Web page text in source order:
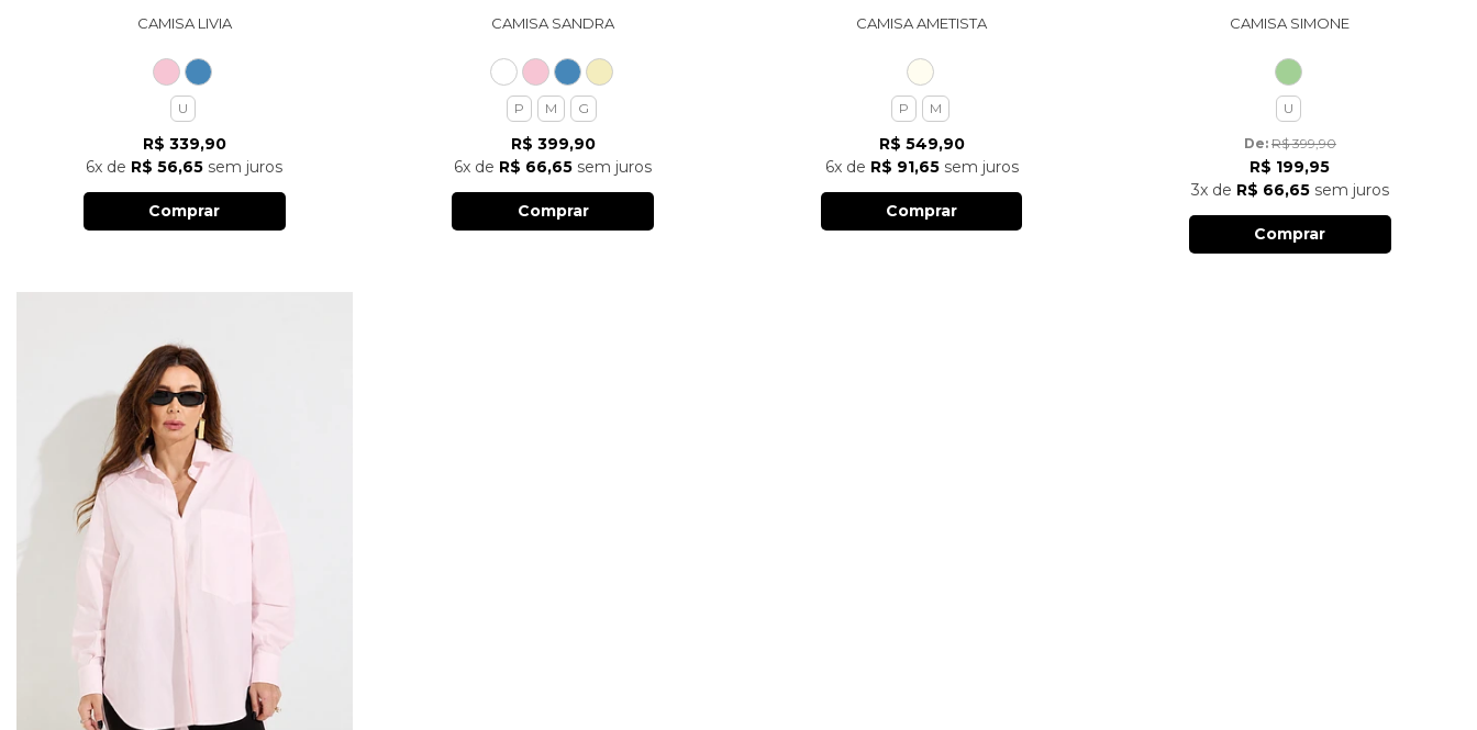
CAMISA LIVIA
U
R$ 339,90
6x de R$ 56,65 sem juros
Comprar
CAMISA SANDRA
P M G
R$ 399,90
6x de R$ 66,65 sem juros
Comprar
CAMISA AMETISTA
P M
R$ 549,90
6xde R$ 91,65sem juros
Comprar
CAMISA SIMONE
U
De: R$ 399,90
R$ 199,95
3xde R$ 66,65sem juros
Comprar